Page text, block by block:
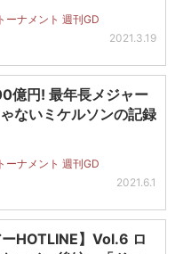
ーナメント 週刊GD
2021.3.19
億円! 最年長メジャー
ないミケルソンの記録
ーナメント 週刊GD
2021.6.1
ーHOTLINE】Vol.6 ロ